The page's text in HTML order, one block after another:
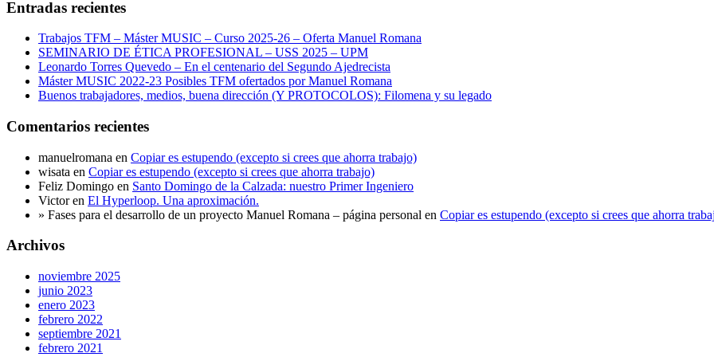
Entradas recientes
Trabajos TFM – Máster MUSIC – Curso 2025-26 – Oferta Manuel Romana
SEMINARIO DE ÉTICA PROFESIONAL – USS 2025 – UPM
Leonardo Torres Quevedo – En el centenario del Segundo Ajedrecista
Máster MUSIC 2022-23 Posibles TFM ofertados por Manuel Romana
Buenos trabajadores, medios, buena dirección (Y PROTOCOLOS): Filomena y su legado
Comentarios recientes
manuelromana en Copiar es estupendo (excepto si crees que ahorra trabajo)
wisata en Copiar es estupendo (excepto si crees que ahorra trabajo)
Feliz Domingo en Santo Domingo de la Calzada: nuestro Primer Ingeniero
Victoren El Hyperloop. Una aproximación.
» Fases para el desarrollo de un proyecto Manuel Romana – página personal en Copiar es estupendo (excepto si crees que ahorra
Archivos
noviembre 2025
junio 2023
enero 2023
febrero 2022
septiembre 2021
febrero 2021